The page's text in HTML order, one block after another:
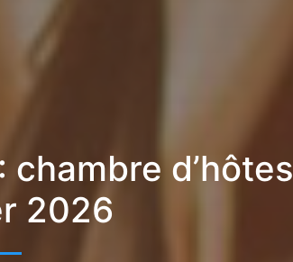
d’hôtes
2026